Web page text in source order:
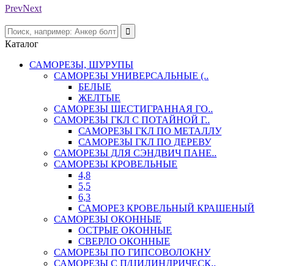
PrevNext
Каталог
САМОРЕЗЫ, ШУРУПЫ
САМОРЕЗЫ УНИВЕРСАЛЬНЫЕ (..
БЕЛЫЕ
ЖЕЛТЫЕ
САМОРЕЗЫ ШЕСТИГРАННАЯ ГО..
САМОРЕЗЫ ГКЛ С ПОТАЙНОЙ Г..
САМОРЕЗЫ ГКЛ ПО МЕТАЛЛУ
САМОРЕЗЫ ГКЛ ПО ДЕРЕВУ
САМОРЕЗЫ ДЛЯ СЭНДВИЧ ПАНЕ..
САМОРЕЗЫ КРОВЕЛЬНЫЕ
4,8
5,5
6,3
САМОРЕЗ КРОВЕЛЬНЫЙ КРАШЕНЫЙ
САМОРЕЗЫ ОКОННЫЕ
ОСТРЫЕ ОКОННЫЕ
СВЕРЛО ОКОННЫЕ
САМОРЕЗЫ ПО ГИПСОВОЛОКНУ
САМОРЕЗЫ С П/ЦИЛИНДРИЧЕСК..